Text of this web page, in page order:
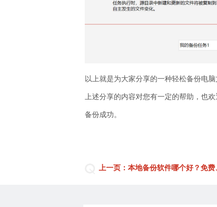
以上就是为大家分享的一种轻松备份电
上述分享的内容对您有一定的帮助，也
备份成功。
上一页：本地备份软件哪个好？免